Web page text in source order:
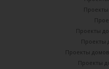
Проекты
Проекты
Проекты домов
Проекты